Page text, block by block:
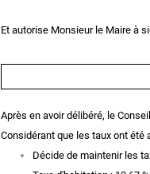
Et autorise Monsieur le Maire à
Après en avoir délibéré, le
Considérant que les taux ont été
Décide de maintenir les